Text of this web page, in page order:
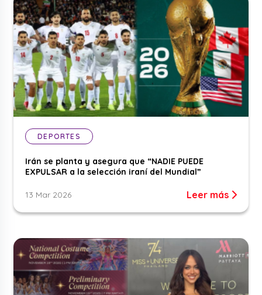
DEPORTES
Irán se planta y asegura que “NADIE PUEDE
EXPULSAR a la selección iraní del Mundial”
13 Mar 2026 Leer más